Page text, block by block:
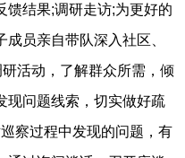
馈结果;调研走访;为更好的
员亲自带队深入社区、
活动，了解群众所需，倾
现问题线索，切实做好疏
察过程中发现的问题，有